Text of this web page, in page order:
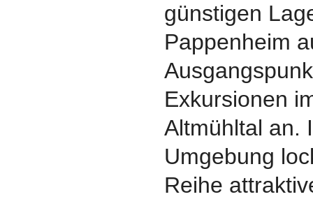
günstigen
Pappenheim
Exkursionen
Altmühltal an.
Umgebung
Reihe